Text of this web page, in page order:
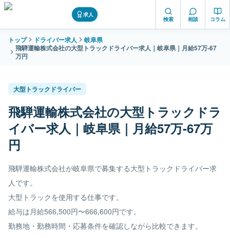
求人
検索 相談 コラム
トップ ドライバー求人
岐阜県
飛騨運輸株式会社の大型トラックドライバー求人｜岐阜県｜月給57万-67
万円
大型トラックドライバー
飛騨運輸株式会社の大型トラックドラ
イバー求人｜岐阜県｜月給57万-67万
円
飛騨運輸株式会社が岐阜県で募集する大型トラックドライバー求
人です。
大型トラックを使用する仕事です。
給与は月給566,500円〜666,600円です。
勤務地・勤務時間・応募条件を確認しながら比較できます。